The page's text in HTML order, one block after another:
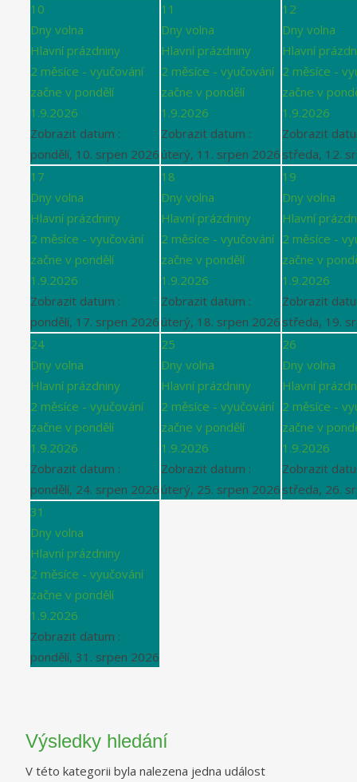
10
Dny volna
Hlavní prázdniny
2 měsíce - vyučování
začne v pondělí
1.9.2026
Zobrazit datum :
pondělí, 10. srpen 2026
11
Dny volna
Hlavní prázdniny
2 měsíce - vyučování
začne v pondělí
1.9.2026
Zobrazit datum :
úterý, 11. srpen 2026
12
Dny volna
Hlavní
2 měsíce -
začne v
1.9.2026
Zobrazit
středa, 12.
17
Dny volna
Hlavní prázdniny
2 měsíce - vyučování
začne v pondělí
1.9.2026
Zobrazit datum :
pondělí, 17. srpen 2026
18
Dny volna
Hlavní prázdniny
2 měsíce - vyučování
začne v pondělí
1.9.2026
Zobrazit datum :
úterý, 18. srpen 2026
19
Dny volna
Hlavní
2 měsíce -
začne v
1.9.2026
Zobrazit
středa, 19.
24
Dny volna
Hlavní prázdniny
2 měsíce - vyučování
začne v pondělí
1.9.2026
Zobrazit datum :
pondělí, 24. srpen 2026
25
Dny volna
Hlavní prázdniny
2 měsíce - vyučování
začne v pondělí
1.9.2026
Zobrazit datum :
úterý, 25. srpen 2026
26
Dny volna
Hlavní
2 měsíce -
začne v
1.9.2026
Zobrazit
středa, 26.
31
Dny volna
Hlavní prázdniny
2 měsíce - vyučování
začne v pondělí
1.9.2026
Zobrazit datum :
pondělí, 31. srpen 2026
Výsledky hledání
V této kategorii byla nalezena jedna událost